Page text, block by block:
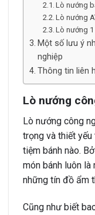
Lò nướng
Lò nướng
Lò nướng
Một số lưu ý
nghiệp
Thông tin liên
Lò nướng
Lò nướng công
trọng và thiết yếu
tiệm bánh nào.
món bánh luôn là
những tín đồ ẩm
Cũng như biết